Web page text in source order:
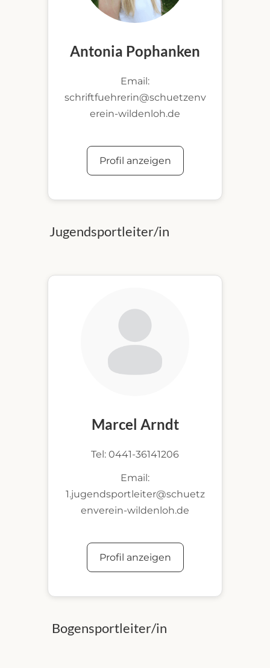
Antonia Pophanken
Email:
schriftfuehrerin@schuetzenv
erein-wildenloh.de
Profil anzeigen
Jugendsportleiter/in
Marcel Arndt
Tel: 0441-36141206
Email:
1.jugendsportleiter@schuetz
enverein-wildenloh.de
Profil anzeigen
Bogensportleiter/in